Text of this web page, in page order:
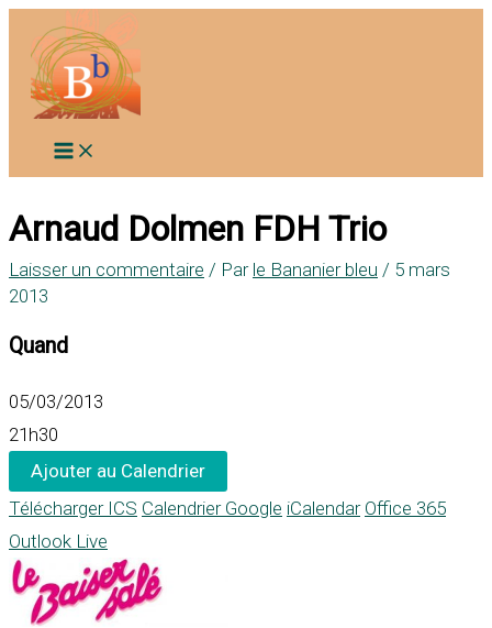
contenu
Arnaud Dolmen FDH Trio
Laisser un commentaire / Par le Bananier bleu / 5 mars
2013
Quand
05/03/2013
21h30
Ajouter au Calendrier
Télécharger ICS Calendrier Google iCalendar Office 365
Outlook Live